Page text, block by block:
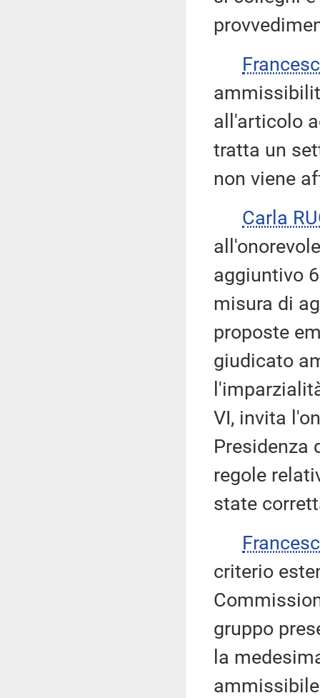
all'articolo
tratta un
non viene
Carla
aggiuntivo
misura di
proposte
giudicato
VI, invita
Presidenza
regole
state
criterio
gruppo
la